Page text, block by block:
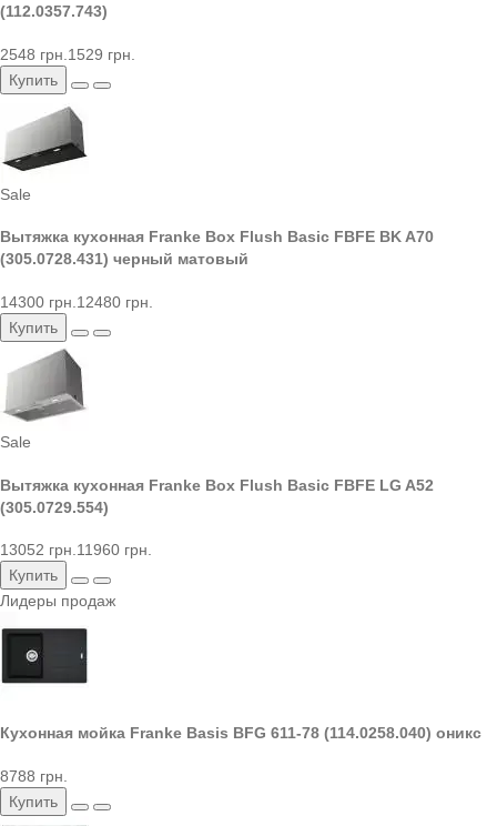
(112.0357.743)
2548 грн. 1529 грн.
Купить
Sale
Вытяжка кухонная Franke Box Flush Basic FBFE BK A70
(305.0728.431) черный матовый
14300 грн. 12480 грн.
Купить
Sale
Вытяжка кухонная Franke Box Flush Basic FBFE LG A52
(305.0729.554)
13052 грн.11960 грн.
Купить
Лидеры продаж
Кухонная мойка Franke Basis BFG 611-78 (114.0258.040) оникс
8788 грн.
Купить